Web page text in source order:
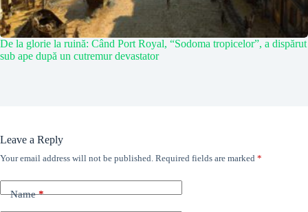
De la glorie la ruină: Când Port Royal, “Sodoma tropicelor”, a dispărut
sub ape după un cutremur devastator
Leave a Reply
Your email address will not be published. Required fields are marked *
Name*